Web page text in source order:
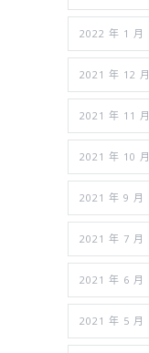
2022 年 1 月
2021 年 12 月
2021 年 11 月
2021 年 10 月
2021 年 9 月
2021 年 7 月
2021 年 6 月
2021 年 5 月